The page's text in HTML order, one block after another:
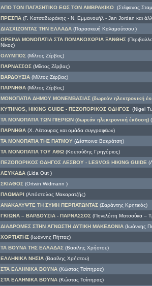
ΑΠΟ ΤΟΝ ΠΑΓΑΣΗΤΙΚΟ ΕΩΣ ΤΟΝ ΑΜΒΡΑΚΙΚΟ (Στέφανος
ΠΡΕΣΠΑ(Γ. Κατσαδωράκης - Ν. Εμμανουήλ - Jan Jordan και
ΔΙΑΣΧΙΖΟΝΤΑΣ ΤΗΝ ΕΛΛΑΔΑ (Παρασκευή Καλαμούτσου )
ΟΡΕΙΝΑ ΜΟΝΟΠΑΤΙΑ ΣΤΑ ΠΟΜΑΚΟΧΩΡΙΑ ΞΑΝΘΗΣ
Νίκος)
ΟΛΥΜΠΟΣ(Μίλτος Ζέρβας)
ΠΑΡΝΑΣΣΟΣ(Μίλτος Ζέρβας)
ΒΑΡΔΟΥΣΙΑ(Μίλτος Ζέρβας)
ΠΑΡΝΗΘΑ(Μίλτος Ζέρβας)
ΜΟΝΟΠΑΤΙΑ ΔΗΜΟΥ ΜΟΝΕΜΒΑΣΙΑΣ (δωρεάν ηλεκτρονική
KYTHNOS, HIKING GUIDE - ΠΕΖΟΠΟΡΙΚΟΣ ΟΔΗΓΟΣ (Nigel
ΤΑ ΜΟΝΟΠΑΤΙΑ ΤΩΝ ΠΙΕΡΙΩΝ (δωρεάν ηλεκτρονική έκδοση)
ΠΑΡΝΗΘΑ(Χ. Λέπουρας και ομάδα συγγραφέων)
ΤΑ ΜΟΝΟΠΑΤΙΑ ΤΗΣ ΠΑΤΜΟΥ(Δέσποινα Βακράτση)
ΤΑ ΜΟΝΟΠΑΤΙΑ ΤΟΥ ΑΘΩ (Κουτούδης Γρηγόριος)
ΠΕΖΟΠΟΡΙΚΟΣ ΟΔΗΓΟΣ ΛΕΣΒΟΥ - LESVOS HIKING GUIDE
ΛΕΥΚΑΔΑ(Lida Out )
ΣΚΙΑΘΟΣ(Ortwin Widmann )
ΠΛΩΜΑΡΙ (Απόστολος Μακαρατζής)
ΑΝΑΚΑΛΥΨΤΕ ΤΗ ΣΥΜΗ ΠΕΡΠΑΤΩΝΤΑΣ(Σαράντης Κρητικός)
ΓΚΙΩΝΑ – ΒΑΡΔΟΥΣΙΑ - ΠΑΡΝΑΣΣΟΣ(Πηνελόπη Ματσούκα –
ΔΙΑΔΡΟΜΕΣ ΣΤΗΝ ΑΓΝΩΣΤΗ ΔΥΤΙΚΗ ΜΑΚΕΔΟΝΙΑ(Ιωάννης
ΧΟΡΤΙΑΤΗΣ(Ιωάννης Πήττας)
ΤΑ ΒΟΥΝΑ ΤΗΣ ΕΛΛΑΔΑΣ(Βασίλης Χρήστου)
ΕΛΛΗΝΙΚΑ ΝΗΣΙΑ(Βασίλης Χρήστου)
ΣΤΑ ΕΛΛΗΝΙΚΑ ΒΟΥΝΑ(Κώστας Τσίπηρας)
ΣΤΑ ΕΛΛΗΝΙΚΑ ΒΟΥΝΑ(Κώστας Τσίπηρας)